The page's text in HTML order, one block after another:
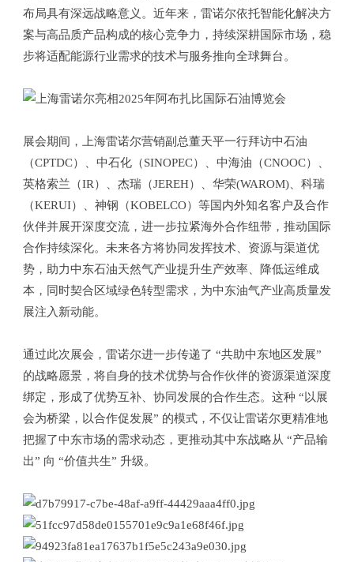
布局具有深远战略意义。近年来，雷诺尔依托智能化解决方
案与高品质产品构成的核心竞争力，持续深耕国际市场，稳
步将适配能源行业需求的技术与服务推向全球舞台。
展会期间，上海雷诺尔营销副总董天平一行拜访中石油
（CPTDC）、中石化（SINOPEC）、中海油（CNOOC）、
英格索兰（IR）、杰瑞（JEREH）、华荣(WAROM)、科瑞
（KERUI）、神钢（KOBELCO）等国内外知名客户及合作
伙伴并展开深度交流，进一步拉紧海外合作纽带，推动国际
合作持续深化。未来各方将协同发挥技术、资源与渠道优
势，助力中东石油天然气产业提升生产效率、降低运维成
本，同时契合区域绿色转型需求，为中东油气产业高质量发
展注入新动能。
通过此次展会，雷诺尔进一步传递了 “共助中东地区发展”
的战略愿景，将自身的技术优势与合作伙伴的资源渠道深度
绑定，形成了优势互补、协同发展的合作生态。这种 “以展
会为桥梁，以合作促发展” 的模式，不仅让雷诺尔更精准地
把握了中东市场的需求动态，更推动其中东战略从 “产品输
出” 向 “价值共生” 升级。